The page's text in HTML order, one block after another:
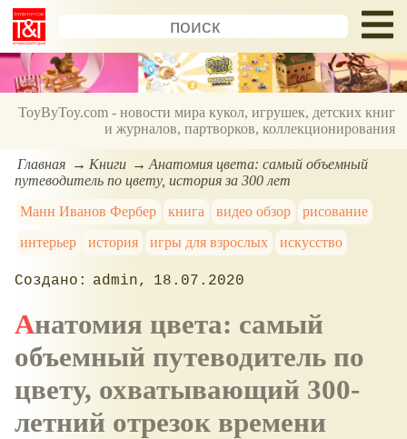
ToyByToy.com - новости мира кукол, игрушек, детских книг
и журналов, партворков, коллекционирования
Главная Книги
Анатомия цвета: самый объемный
путеводитель по цвету, история за 300 лет
Манн Иванов Фербер
книга видео обзор
рисование
интерьер
история игры для взрослых искусство
admin 18.07.2020
Анатомия цвета: самый
объемный путеводитель по
цвету, охватывающий 300-
летний отрезок времени